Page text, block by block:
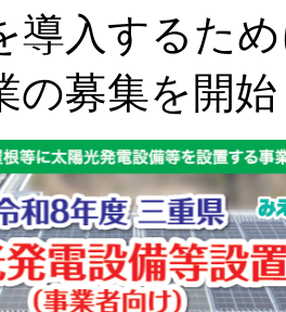
導入するた
の募集を開